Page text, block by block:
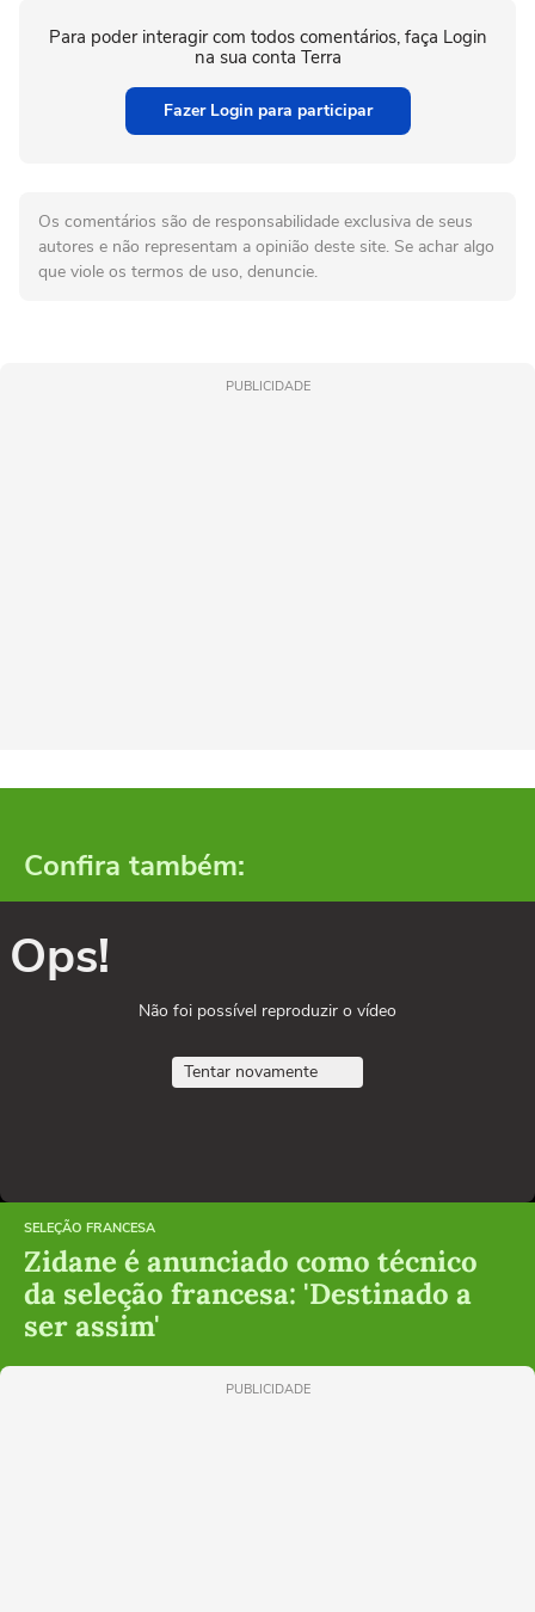
Para poder interagir com todos comentários, faça Login
na sua conta Terra
Fazer Login para participar
Os comentários são de responsabilidade exclusiva de seus
autores e não representam a opinião deste site. Se achar algo
que viole os termos de uso, denuncie.
PUBLICIDADE
Confira também:
Ops!
Não foi possível reproduzir o vídeo
Tentar novamente
SELEÇÃO FRANCESA
Zidane é anunciado como técnico
da seleção francesa: 'Destinado a
ser assim'
PUBLICIDADE